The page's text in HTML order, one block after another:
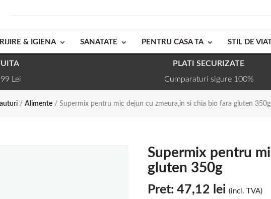
& IGIENA SANATATE PENTRU CASA TA STIL DE
Lei
PLATI SECURIZATE
Cumparaturi sigure 100%
/Alimente / Supermix pentru mic dejun cu zmeura,in si chia bio fara gluten 350g
Supermix pentru
gluten 350g
Pret:47,12 lei (incl. TVA)